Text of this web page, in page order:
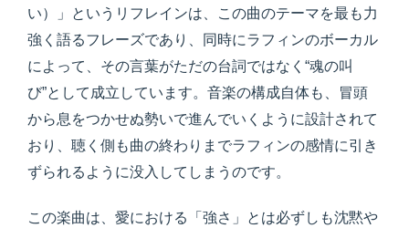
い）」というリフレインは、この曲のテーマを最も力
強く語るフレーズであり、同時にラフィンのボーカル
によって、その言葉がただの台詞ではなく“魂の叫
び”として成立しています。音楽の構成自体も、冒頭
から息をつかせぬ勢いで進んでいくように設計されて
おり、聴く側も曲の終わりまでラフィンの感情に引き
ずられるように没入してしまうのです。
この楽曲は、愛における「強さ」とは必ずしも沈黙や